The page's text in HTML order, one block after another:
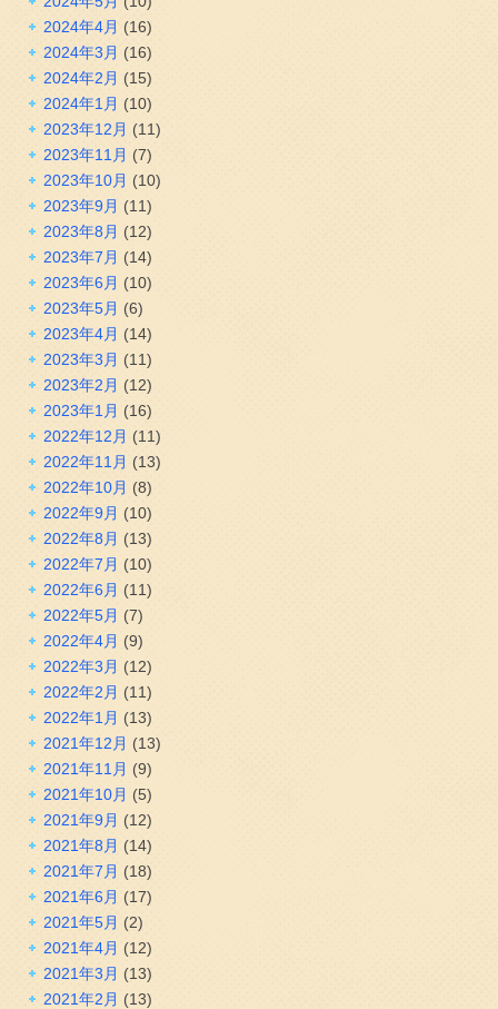
2024年4月 (16)
2024年3月 (16)
2024年2月 (15)
2024年1月 (10)
2023年12月 (11)
2023年11月 (7)
2023年10月 (10)
2023年9月 (11)
2023年8月 (12)
2023年7月 (14)
2023年6月 (10)
2023年5月 (6)
2023年4月 (14)
2023年3月 (11)
2023年2月 (12)
2023年1月 (16)
2022年12月 (11)
2022年11月 (13)
2022年10月 (8)
2022年9月 (10)
2022年8月 (13)
2022年7月 (10)
2022年6月 (11)
2022年5月 (7)
2022年4月 (9)
2022年3月 (12)
2022年2月 (11)
2022年1月 (13)
2021年12月 (13)
2021年11月 (9)
2021年10月 (5)
2021年9月 (12)
2021年8月 (14)
2021年7月 (18)
2021年6月 (17)
2021年5月 (2)
2021年4月 (12)
2021年3月 (13)
2021年2月 (13)